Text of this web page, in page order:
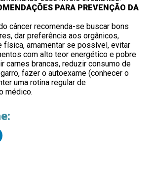
PARA PREVENÇÃO DA
câncer recomenda-se buscar bons
dar preferência aos orgânicos,
física, amamentar se possível, evitar
com alto teor energético e pobre
carnes brancas, reduzir consumo de
fazer o autoexame (conhecer o
uma rotina regular de
médico.